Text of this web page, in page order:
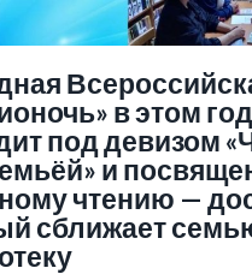
в этом
под девизом
и
чтению —
сближает